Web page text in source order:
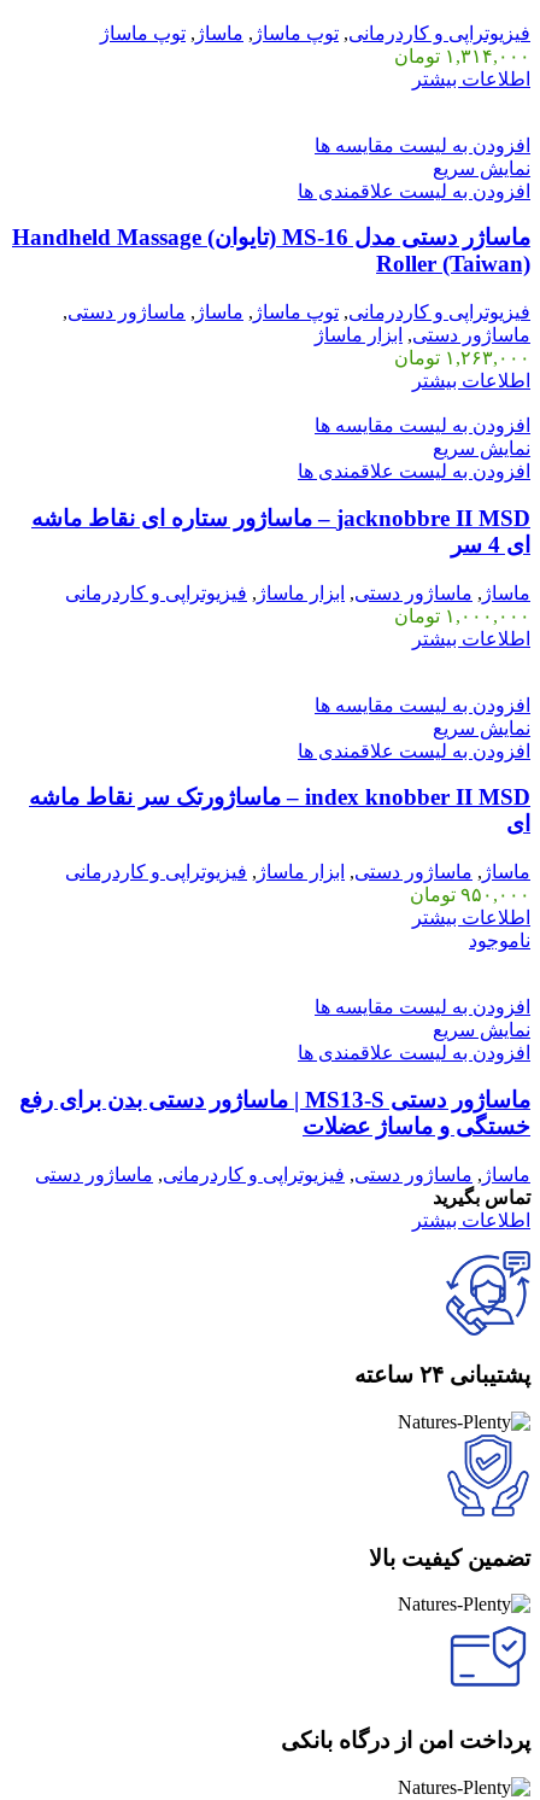
فیزیوتراپی و کاردرمانی, توپ ماساژ , ماساژ , توپ ماساژ
۱,۳۱۴,۰۰۰ تومان
اطلاعات بیشتر
افزودن به لیست مقایسه ها
نمایش سریع
افزودن به لیست علاقمندی ها
ماساژر دستی مدل MS-16 (تایوان) Handheld Massage
Roller (Taiwan)
فیزیوتراپی و کاردرمانی, توپ ماساژ , ماساژ , ماساژور دستی,
ماساژور دستی, ابزار ماساژ
۱,۲۶۳,۰۰۰ تومان
اطلاعات بیشتر
افزودن به لیست مقایسه ها
نمایش سریع
افزودن به لیست علاقمندی ها
jacknobbre II MSD – ماساژور ستاره ای نقاط ماشه
ای 4 سر
ماساژ , ماساژور دستی, ابزار ماساژ , فیزیوتراپی و کاردرمانی
۱,۰۰۰,۰۰۰ تومان
اطلاعات بیشتر
افزودن به لیست مقایسه ها
نمایش سریع
افزودن به لیست علاقمندی ها
index knobber II MSD – ماساژورتک سر نقاط ماشه
ای
ماساژ , ماساژور دستی, ابزار ماساژ , فیزیوتراپی و کاردرمانی
۹۵۰,۰۰۰ تومان
اطلاعات بیشتر
ناموجود
افزودن به لیست مقایسه ها
نمایش سریع
افزودن به لیست علاقمندی ها
ماساژور دستی MS13-S | ماساژور دستی بدن برای رفع
خستگی و ماساژ عضلات
ماساژ , ماساژور دستی, فیزیوتراپی و کاردرمانی, ماساژور دستی
تماس بگیرید
اطلاعات بیشتر
پشتیبانی ۲۴ ساعته
تضمین کیفیت بالا
پرداخت امن از درگاه بانکی